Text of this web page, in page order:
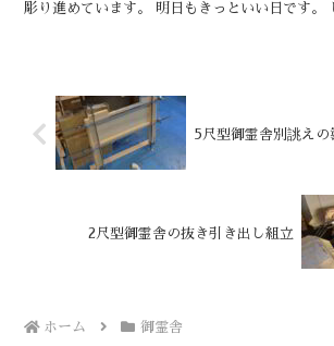
彫り進めています。 明日もきっといい日です。
5尺型御霊舎別誂えの
2尺型御霊舎の抜き引き出し組立
ホーム 御霊舎